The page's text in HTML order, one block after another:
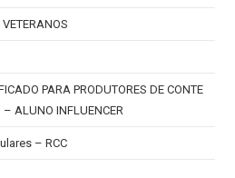
PARA PRODUTORES DE CONTE
ALUNO INFLUENCER
– RCC